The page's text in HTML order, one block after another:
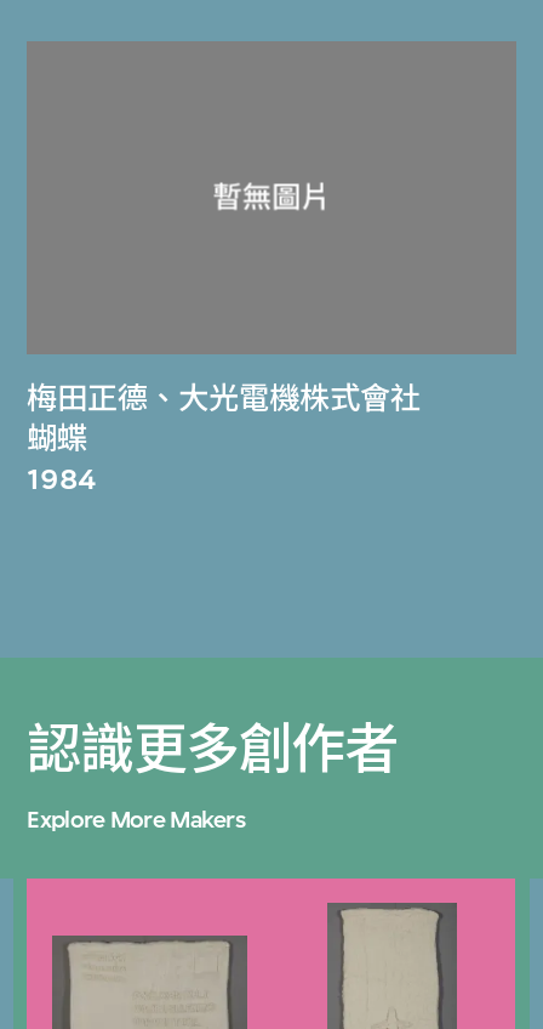
梅田正德 、 大光電機株式會社
蝴蝶
1984
認識更多創作者
Explore More Makers